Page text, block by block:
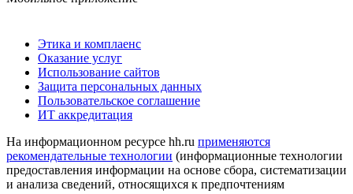
Этика и комплаенс
Оказание услуг
Использование сайтов
Защита персональных данных
Пользовательское соглашение
ИТ аккредитация
На информационном ресурсе hh.ru применяются
рекомендательные технологии (информационные технологии
предоставления информации на основе сбора, систематизации
и анализа сведений, относящихся к предпочтениям